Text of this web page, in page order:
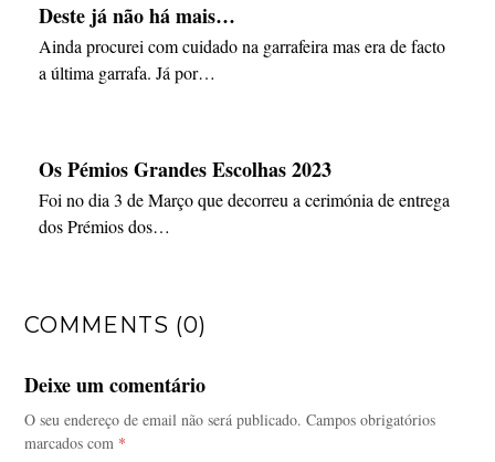
Deste já não há mais…
Ainda procurei com cuidado na garrafeira mas era de facto
a última garrafa. Já por…
Os Pémios Grandes Escolhas 2023
Foi no dia 3 de Março que decorreu a cerimónia de entrega
dos Prémios dos…
COMMENTS (0)
Deixe um comentário
O seu endereço de email não será publicado. Campos obrigatórios
marcados com *